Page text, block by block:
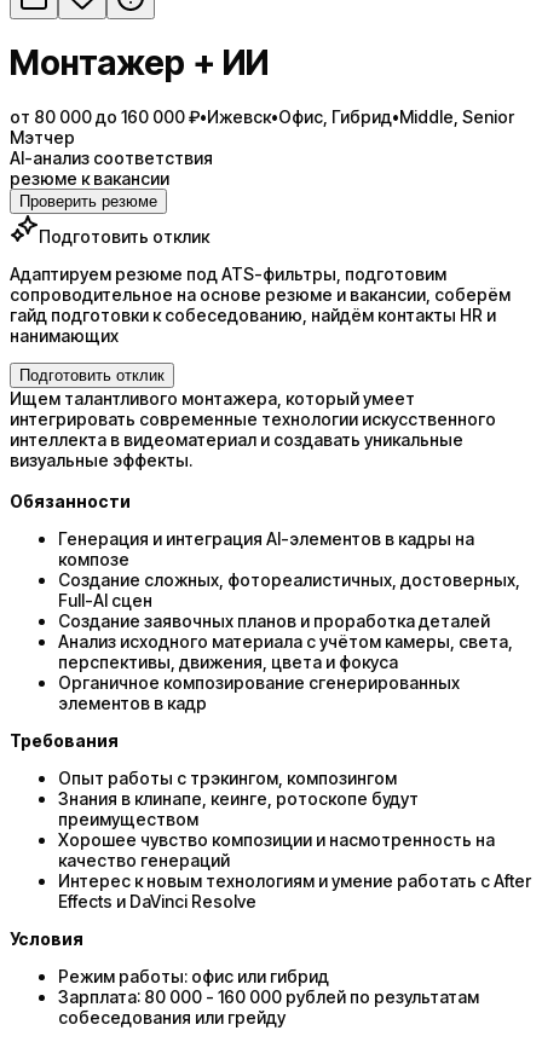
Монтажер + ИИ
от 80 000 до 160 000 ₽•Ижевск•Офис, Гибрид•Middle, Senior
Мэтчер
AI-анализ соответствия
резюме к вакансии
Проверить резюме
Подготовить отклик
Адаптируем резюме под ATS-фильтры, подготовим
сопроводительное на основе резюме и вакансии, соберём
гайд подготовки к собеседованию, найдём контакты HR и
нанимающих
Подготовить отклик
Ищем талантливого монтажера, который умеет
интегрировать современные технологии искусственного
интеллекта в видеоматериал и создавать уникальные
визуальные эффекты.
Обязанности
Генерация и интеграция AI-элементов в кадры на
композе
Создание сложных, фотореалистичных, достоверных,
Full-AI сцен
Создание заявочных планов и проработка деталей
Анализ исходного материала с учётом камеры, света,
перспективы, движения, цвета и фокуса
Органичное композирование сгенерированных
элементов в кадр
Требования
Опыт работы с трэкингом, композингом
Знания в клинапе, кеинге, ротоскопе будут
преимуществом
Хорошее чувство композиции и насмотренность на
качество генераций
Интерес к новым технологиям и умение работать с After
Effects и DaVinci Resolve
Условия
Режим работы: офис или гибрид
Зарплата: 80 000 - 160 000 рублей по результатам
собеседования или грейду